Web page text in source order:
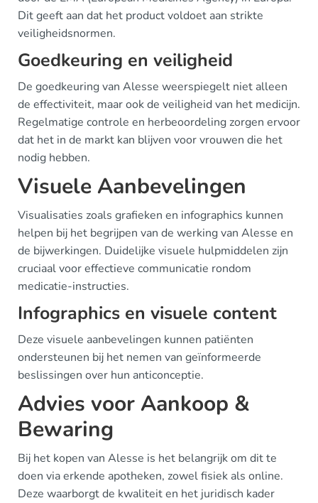
Dit geeft aan dat het product voldoet aan strikte
veiligheidsnormen.
Goedkeuring en veiligheid
De goedkeuring van Alesse weerspiegelt niet alleen
de effectiviteit, maar ook de veiligheid van het medicijn.
Regelmatige controle en herbeoordeling zorgen ervoor
dat het in de markt kan blijven voor vrouwen die het
nodig hebben.
Visuele Aanbevelingen
Visualisaties zoals grafieken en infographics kunnen
helpen bij het begrijpen van de werking van Alesse en
de bijwerkingen. Duidelijke visuele hulpmiddelen zijn
cruciaal voor effectieve communicatie rondom
medicatie-instructies.
Infographics en visuele content
Deze visuele aanbevelingen kunnen patiënten
ondersteunen bij het nemen van geïnformeerde
beslissingen over hun anticonceptie.
Advies voor Aankoop &
Bewaring
Bij het kopen van Alesse is het belangrijk om dit te
doen via erkende apotheken, zowel fisiek als online.
Deze waarborgt de kwaliteit en het juridisch kader